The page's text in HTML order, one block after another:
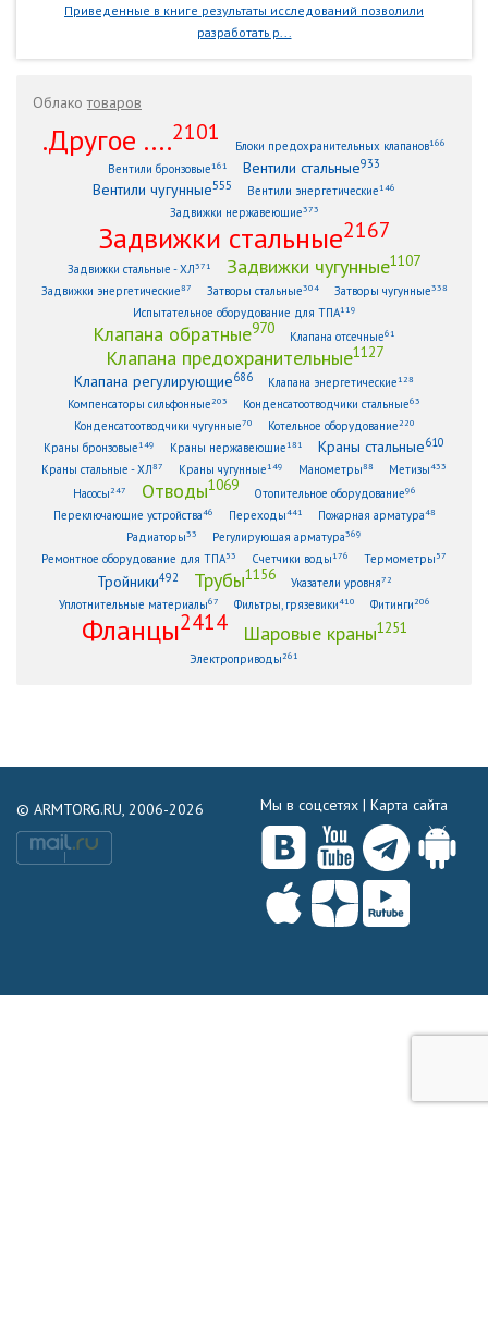
Приведенные в книге результаты исследований позволили
разработать р...
Облакотоваров
.Другое ....2101
Блоки предохранительных клапанов166
Вентили бронзовые161 Вентили стальные933
Вентили чугунные555 Вентили энергетические146
Задвижки нержавеющие373
Задвижки стальные2167
Задвижки стальные - ХЛ371 Задвижки чугунные1107
Задвижки энергетические87 Затворы стальные304 Затворы чугунные338
Испытательное оборудование для ТПА119
Клапана обратные970 Клапана отсечные61
Клапана предохранительные1127
Клапана регулирующие686 Клапана энергетические128
Компенсаторы сильфонные 203 Конденсатоотводчики стальные63
Конденсатоотводчики чугунные70 Котельное оборудование 220
Краны бронзовые149 Краны нержавеющие181 Краны стальные610
Краны стальные - ХЛ87 Краны чугунные149 Манометры88 Метизы433
Насосы 247 Отводы1069 Отопительное оборудование96
Переключающие устройства46 Переходы441 Пожарная арматура48
Радиаторы33 Регулирующая арматура369
Ремонтное оборудование для ТПА53 Счетчики воды176 Термометры 57
Тройники492 Трубы1156 Указатели уровня72
Уплотнительные материалы67 Фильтры, грязевики410 Фитинги 206
Фланцы2414 Шаровые краны1251
Электроприводы 261
© ARMTORG.RU, 2006-2026 Мы в соцсетях | Карта сайта